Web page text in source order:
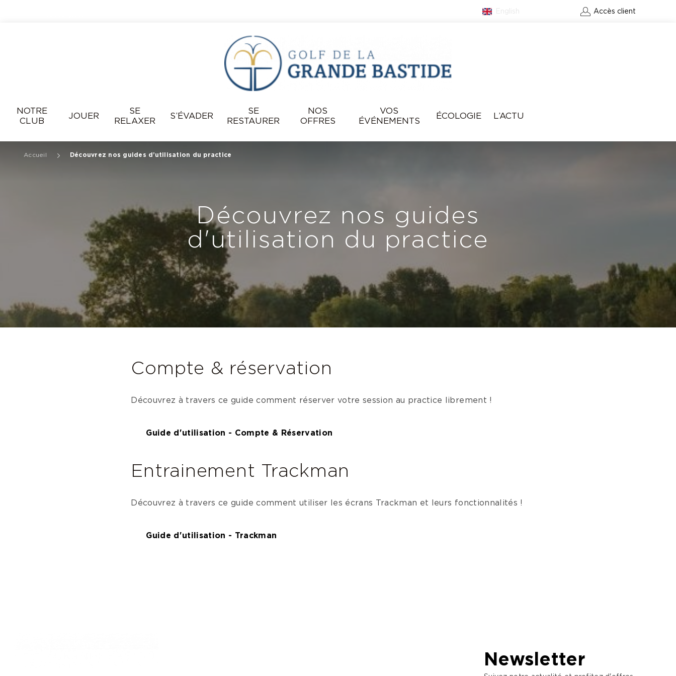
English Accès client
NOTRE
CLUB
JOUER
SE
RELAXER
S’ÉVADER
SE
RESTAURER
NOS
OFFRES
VOS
ÉVÉNEMENTS
ÉCOLOGIE L’ACTU
Accueil Découvrez nos guides d’utilisation du practice
Découvrez nos guides
d'utilisation du practice
Compte & réservation
Découvrez à travers ce guide comment réserver votre session au practice librement !
Guide d'utilisation - Compte & Réservation
Entrainement Trackman
Découvrez à travers ce guide comment utiliser les écrans Trackman et leurs fonctionnalités !
Guide d'utilisation - Trackman
Newsletter